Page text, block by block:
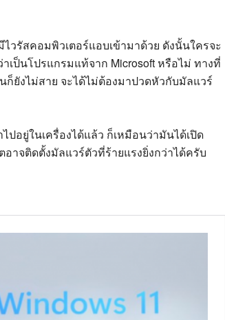
รัสคอมพิวเตอร์แอบเข้ามาด้วย ดังนั้นใครจะ
ป็นโปรแกรมแท้จาก Microsoft หรือไม่ ทางที่
ยังไม่สาย จะได้ไม่ต้องมาปวดหัวกับมัลแวร์
ปอยู่ในเครื่องได้แล้ว ก็เหมือนว่ามันได้เปิด
าจติดตั้งมัลแวร์ตัวที่ร้ายแรงยิ่งกว่าได้ครับ